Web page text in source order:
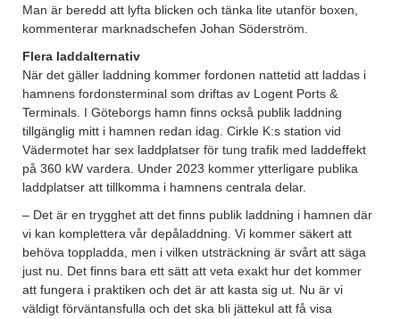
Man är beredd att lyfta blicken och tänka lite utanför boxen,
kommenterar marknadschefen Johan Söderström.
Flera laddalternativ
När det gäller laddning kommer fordonen nattetid att laddas i
hamnens fordonsterminal som driftas av Logent Ports &
Terminals. I Göteborgs hamn finns också publik laddning
tillgänglig mitt i hamnen redan idag. Cirkle K:s station vid
Vädermotet har sex laddplatser för tung trafik med laddeffekt
på 360 kW vardera. Under 2023 kommer ytterligare publika
laddplatser att tillkomma i hamnens centrala delar.
– Det är en trygghet att det finns publik laddning i hamnen där
vi kan komplettera vår depåladdning. Vi kommer säkert att
behöva toppladda, men i vilken utsträckning är svårt att säga
just nu. Det finns bara ett sätt att veta exakt hur det kommer
att fungera i praktiken och det är att kasta sig ut. Nu är vi
väldigt förväntansfulla och det ska bli jättekul att få visa